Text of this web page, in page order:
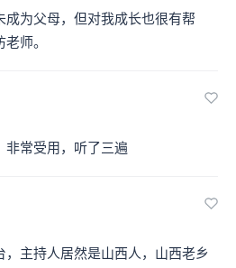
成为父母，但对我成长也很有帮
师。
非常受用，听了三遍
，主持人居然是山西人，山西老乡